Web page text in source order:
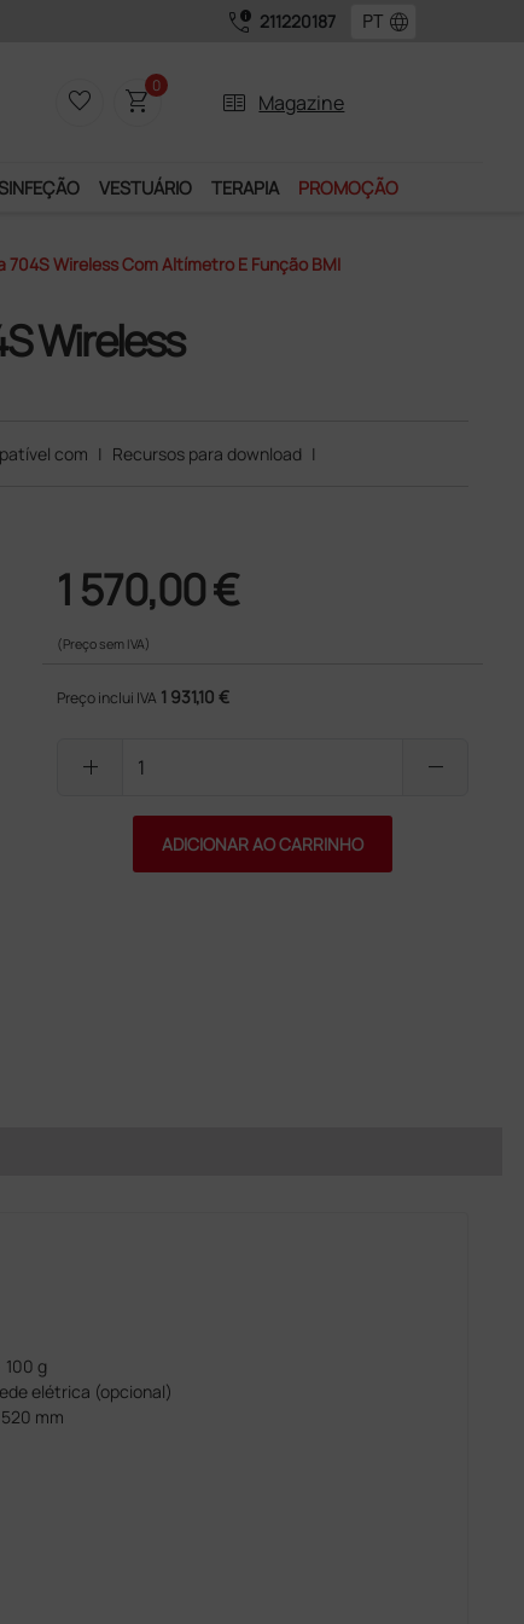
call_quality 211220187 language
favorite_border shopping_cart0
two_pager Magazine
VESTUÁRIO TERAPIA PROMOÇÃO
704S Wireless Com Altímetro E Função BMI
Wireless
com | Recursos para download |
1 570,00 €
(Preço sem IVA)
Preço inclui IVA 1 931,10 €
add remove
ADICIONAR AO CARRINHO
100 g
elétrica (opcional)
mm